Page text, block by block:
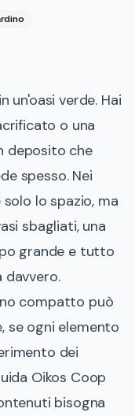
un'oasi verde. Hai
o una
deposito che
spesso. Nei
lo spazio, ma
sbagliati, una
grande e tutto
davvero.
compatto può
se ogni elemento
dei
Oikos Coop
bisogna